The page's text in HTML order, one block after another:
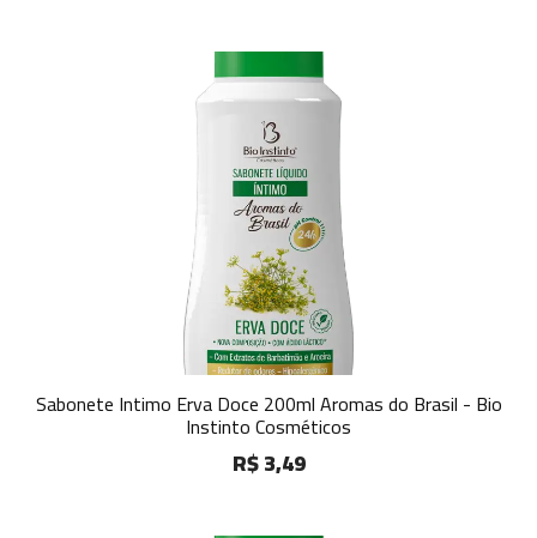
Sabonete Intimo Erva Doce 200ml Aromas do Brasil - Bio
Instinto Cosméticos
R$ 3,49